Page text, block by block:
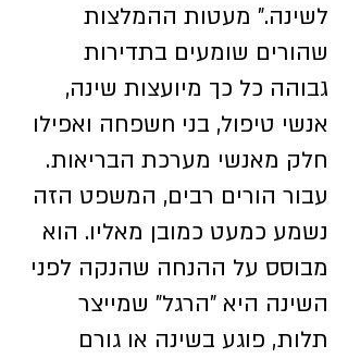
לשינה." מעטות ההמלצות
שהורים שומעים בתדירות
גבוהה כל כך מיועצות שינה,
אנשי טיפול, בני nשפחה ואפילו
חלק מאנשי מערכת הבריאות.
עבור הורים רבים, המשפט הזה
נשמע כמעט כמובן מאליו. הוא
מבוסס על ההנחה שהנקה לפני
השינה היא "הרגל" שמייצר
תלות, פוגע בשינה או גורם